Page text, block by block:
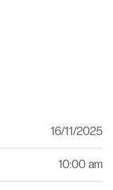
16/11/2025
10:00 am